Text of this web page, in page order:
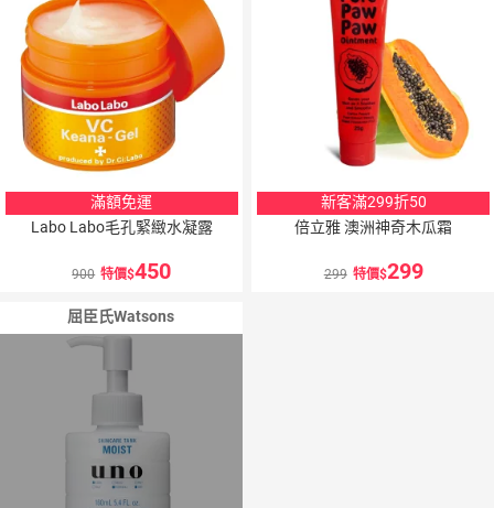
滿額免運
Labo Labo毛孔緊緻水凝露
900 特價 450
新客滿299折50
倍立雅 澳洲神奇木瓜霜
299 特價 299
屈臣氏Watsons